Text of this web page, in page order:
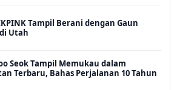
Tampil Berani dengan Gaun
Utah
Seok Tampil Memukau dalam
Terbaru, Bahas Perjalanan 10 Tahun